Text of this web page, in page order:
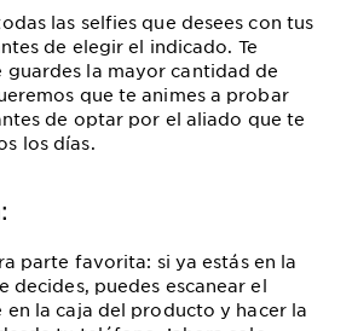
las selfies que desees con tus
de elegir el indicado. Te
guardes la mayor cantidad de
que te animes a probar
de optar por el aliado que te
los días.
parte favorita: si ya estás en la
decides, puedes escanear el
la caja del producto y hacer la